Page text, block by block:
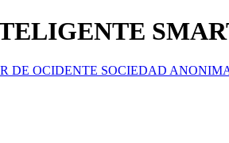
DE OCIDENTE SOCIEDAD